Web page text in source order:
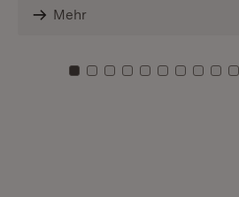
Mehr
Zu Kachel: 0
Zu Kachel: 1
Zu Kachel: 2
Zu Kachel: 3
Zu Kachel: 4
ZuZuZuZu